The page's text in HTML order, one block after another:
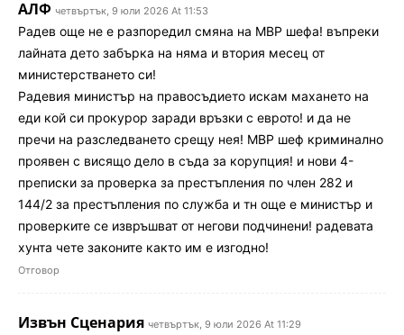
АЛФ четвъртък, 9 юли 2026 At 11:53
Радев още не е разпоредил смяна на МВР шефа! въпреки
лайната дето забърка на няма и втория месец от
министерстването си!
Радевия министър на правосъдието искам махането на
еди кой си прокурор заради връзки с еврото! и да не
пречи на разследването срещу нея! МВР шеф криминално
проявен с висящо дело в съда за корупция! и нови 4-
преписки за проверка за престъпления по член 282 и
144/2 за престъпления по служба и тн още е министър и
проверките се извръшват от негови подчинени! радевата
хунта чете законите както им е изгодно!
Отговор
Извън Сценария четвъртък, 9 юли 2026 At 11:29